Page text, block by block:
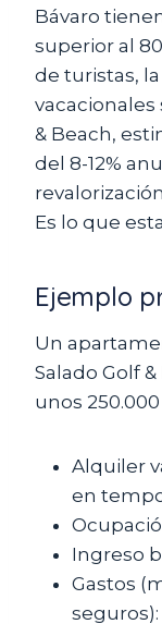
Bávaro
superior al
de turistas,
vacacionales
& Beach,
del 8-12%
Es lo que
Ejemplo
Un
Salado Golf
unos
Alquiler
en
Ingreso
Gastos
seguros):